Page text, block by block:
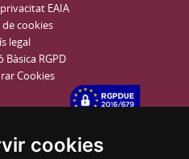
cookies
EAIA
cookies
legal
RGPD
Cookies